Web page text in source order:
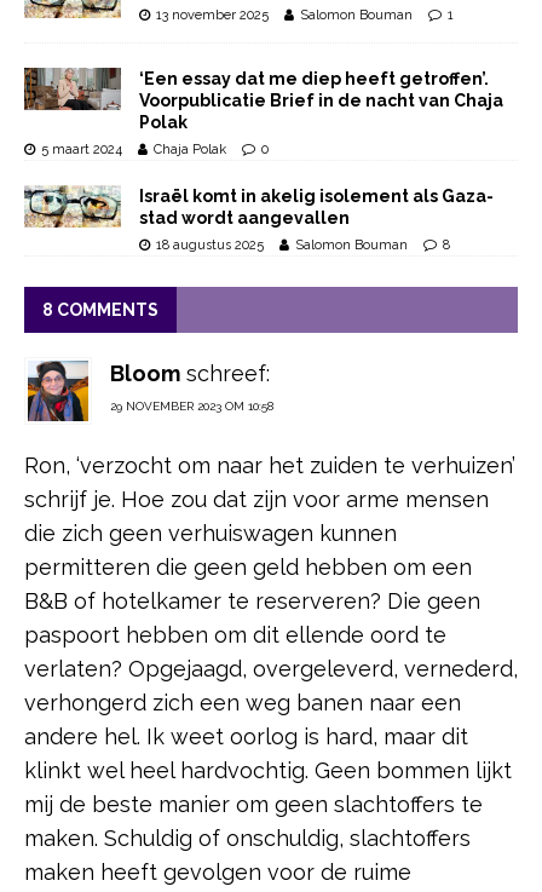
13 november 2025 Salomon Bouman 1
‘Een essay dat me diep heeft getroffen’.
Voorpublicatie Brief in de nacht van Chaja
Polak
5 maart 2024 Chaja Polak 0
Israël komt in akelig isolement als Gaza-
stad wordt aangevallen
18 augustus 2025 Salomon Bouman 8
8 COMMENTS
Bloom schreef:
29 NOVEMBER 2023 OM 10:58
Ron, ‘verzocht om naar het zuiden te verhuizen’
schrijf je. Hoe zou dat zijn voor arme mensen
die zich geen verhuiswagen kunnen
permitteren die geen geld hebben om een
B&B of hotelkamer te reserveren? Die geen
paspoort hebben om dit ellende oord te
verlaten? Opgejaagd, overgeleverd, vernederd,
verhongerd zich een weg banen naar een
andere hel. Ik weet oorlog is hard, maar dit
klinkt wel heel hardvochtig. Geen bommen lijkt
mij de beste manier om geen slachtoffers te
maken. Schuldig of onschuldig, slachtoffers
maken heeft gevolgen voor de ruime